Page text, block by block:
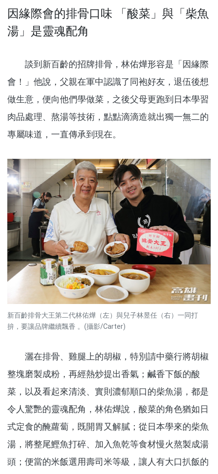
因緣際會的排骨口味 「酸菜」與「柴魚
湯」是靈魂配角
談到新百齡的招牌排骨，林佑燁形容是「因緣際
會！」他說，父親在軍中認識了同袍好友，退伍後想
做生意，便向他們學做菜，之後父母更跑到日本學習
肉品處理、熬湯等技術，點點滴滴造就出獨一無二的
專屬味道，一直傳承到現在。
新百齡排骨大王第二代林佑燁（左）與兒子林昱任（右）一同打
拚，要讓品牌繼續飄香 。(攝影/Carter)
灑在排骨、雞腿上的胡椒，特別請中藥行將胡椒
整塊磨製成粉，再經熱炒提出香氣；鹹香下飯的酸
菜，以及看起來清淡、實則濃郁順口的柴魚湯，都是
令人驚艷的靈魂配角，林佑燁說，酸菜的角色猶如日
式定食的醃蘿蔔，既開胃又解膩；從日本學來的柴魚
湯，將整尾鰹魚打碎、加入魚乾等食材慢火熬製成湯
頭；便當的米飯選用壽司米等級，讓人有大口扒飯的